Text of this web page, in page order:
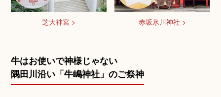
芝大神宮 > 赤坂氷川神社 >
牛はお使いで神様じゃない
隅田川沿い「牛嶋神社」のご祭神